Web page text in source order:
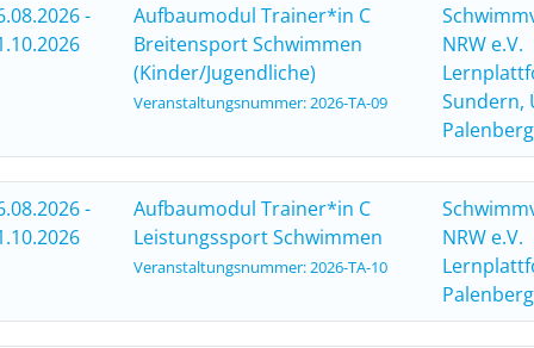
-
Aufbaumodul Trainer*in C
Breitensport Schwimmen
(Kinder/Jugendliche)
Veranstaltungsnummer: 2026-TA-09
NRW e.V.
Sundern,
Palenberg
-
Aufbaumodul Trainer*in C
Leistungssport Schwimmen
Veranstaltungsnummer: 2026-TA-10
NRW e.V.
Palenberg